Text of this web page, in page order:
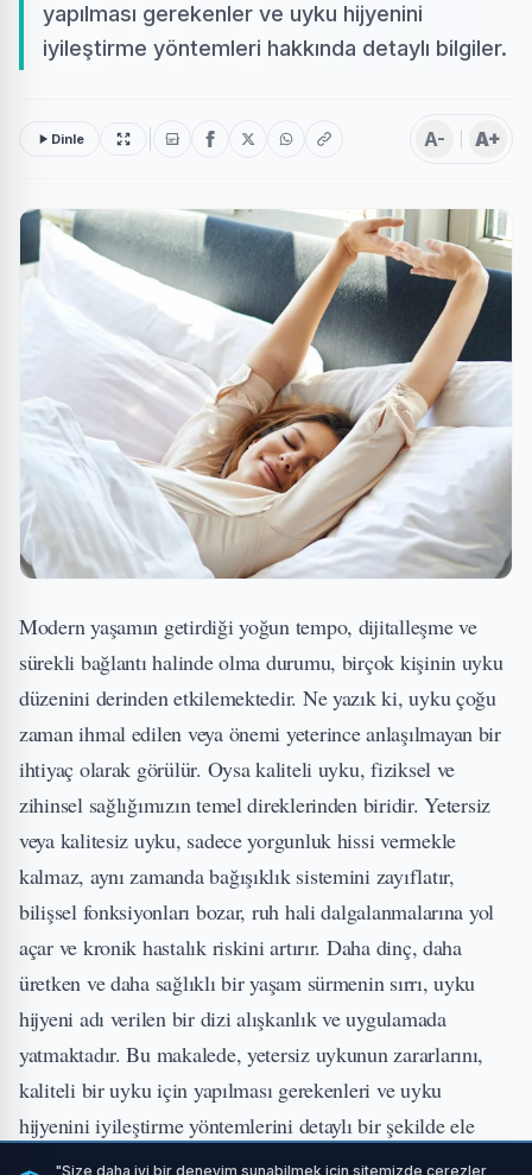
yapılması gerekenler ve uyku hijyenini
iyileştirme yöntemleri hakkında detaylı bilgiler.
Dinle A- A+
Modern yaşamın getirdiği yoğun tempo, dijitalleşme ve
sürekli bağlantı halinde olma durumu, birçok kişinin uyku
düzenini derinden etkilemektedir. Ne yazık ki, uyku çoğu
zaman ihmal edilen veya önemi yeterince anlaşılmayan bir
ihtiyaç olarak görülür. Oysa kaliteli uyku, fiziksel ve
zihinsel sağlığımızın temel direklerinden biridir. Yetersiz
veya kalitesiz uyku, sadece yorgunluk hissi vermekle
kalmaz, aynı zamanda bağışıklık sistemini zayıflatır,
bilişsel fonksiyonları bozar, ruh hali dalgalanmalarına yol
açar ve kronik hastalık riskini artırır. Daha dinç, daha
üretken ve daha sağlıklı bir yaşam sürmenin sırrı, uyku
hijyeni adı verilen bir dizi alışkanlık ve uygulamada
yatmaktadır. Bu makalede, yetersiz uykunun zararlarını,
kaliteli bir uyku için yapılması gerekenleri ve uyku
hijyenini iyileştirme yöntemlerini detaylı bir şekilde ele
alacağız."Size daha iyi bir deneyim sunabilmek için sitemizde çerezler